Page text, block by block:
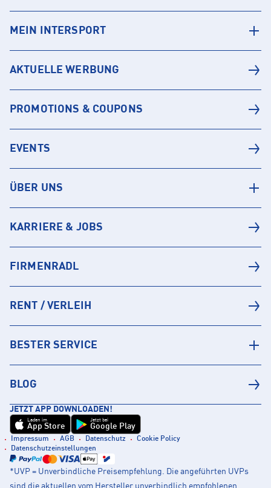
MEIN INTERSPORT
AKTUELLE WERBUNG
PROMOTIONS & COUPONS
EVENTS
ÜBER UNS
KARRIERE & JOBS
FIRMENRADL
RENT / VERLEIH
BESTER SERVICE
BLOG
JETZT APP DOWNLOADEN!
Laden im
App Store
Jetzt bei
Google Play
Impressum AGB Datenschutz
Cookie Policy
Datenschutzeinstellungen
*UVP = Unverbindliche Preisempfehlung. Die angeführten UVPs